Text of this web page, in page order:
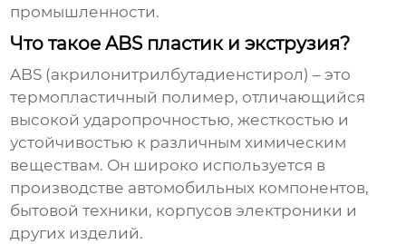
промышленности.
Что такое ABS пластик и экструзия?
ABS (акрилонитрилбутадиенстирол) – это
термопластичный полимер, отличающийся
высокой ударопрочностью, жесткостью и
устойчивостью к различным химическим
веществам. Он широко используется в
производстве автомобильных компонентов,
бытовой техники, корпусов электроники и
других изделий.